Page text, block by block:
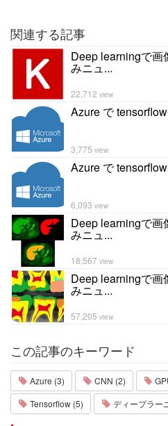
関連する記事
Deep learningで
みニュ...
22,712 view
Azure で
3,775 view
Azure で
6,093 view
Deep learningで
みニュ...
18,567 view
Deep learningで
みニュ...
57,205 view
この記事のキーワード
Azure (3) CNN (2)
Tensorflow (5)
ディープラー